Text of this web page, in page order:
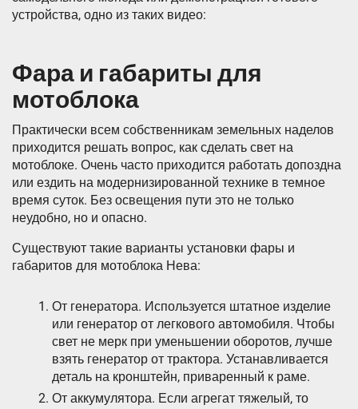
устройства, одно из таких видео:
Фара и габариты для
мотоблока
Практически всем собственникам земельных наделов
приходится решать вопрос, как сделать свет на
мотоблоке. Очень часто приходится работать допоздна
или ездить на модернизированной технике в темное
время суток. Без освещения пути это не только
неудобно, но и опасно.
Существуют такие варианты установки фары и
габаритов для мотоблока Нева:
От генератора. Используется штатное изделие
или генератор от легкового автомобиля. Чтобы
свет не мерк при уменьшении оборотов, лучше
взять генератор от трактора. Устанавливается
деталь на кронштейн, приваренный к раме.
От аккумулятора. Если агрегат тяжелый, то